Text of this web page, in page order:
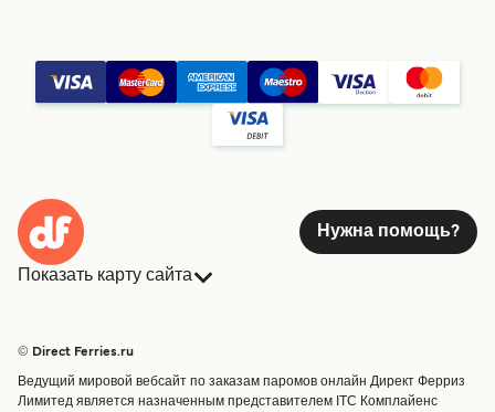
Нужна помощь?
Показать карту сайта
Страны
Обслуживание клиентов
Операторы
Грузоперевозки
© Direct Ferries.ru
Ведущий мировой вебсайт по заказам паромов онлайн Директ Ферриз
Лимитед является назначенным представителем ITC Комплайенс